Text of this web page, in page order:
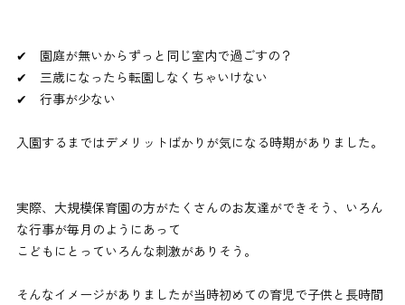
✔ 園庭が無いからずっと同じ室内で過ごすの？
✔ 三歳になったら転園しなくちゃいけない
✔ 行事が少ない
入園するまではデメリットばかりが気になる時期がありました。
実際、大規模保育園の方がたくさんのお友達ができそう、いろん
な行事が毎月のようにあって
こどもにとっていろんな刺激がありそう。
そんなイメージがありましたが当時初めての育児で子供と長時間